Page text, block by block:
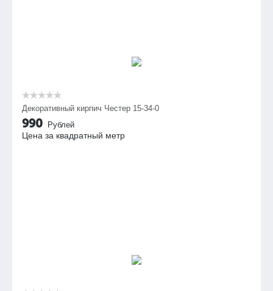
Декоративный кирпич Честер 15-34-0
990 Рублей
Цена за квадратный метр